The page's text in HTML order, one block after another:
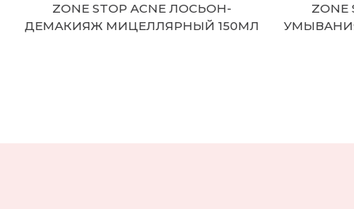
ZONE STOP ACNE ЛОСЬОН-
ДЕМАКИЯЖ МИЦЕЛЛЯРНЫЙ 150МЛ
ZONE